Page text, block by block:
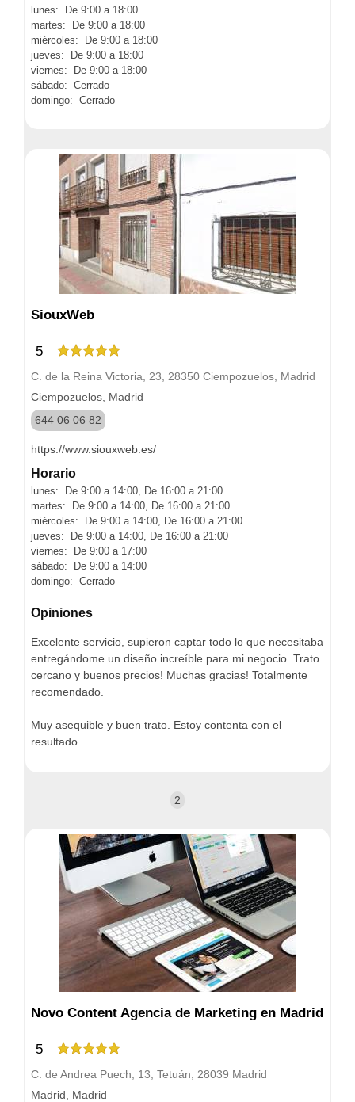
lunes: De 9:00 a 18:00
martes: De 9:00 a 18:00
miércoles: De 9:00 a 18:00
jueves: De 9:00 a 18:00
viernes: De 9:00 a 18:00
sábado: Cerrado
domingo: Cerrado
SiouxWeb
5
C. de la Reina Victoria, 23, 28350 Ciempozuelos, Madrid
Ciempozuelos, Madrid
644 06 06 82
https://www.siouxweb.es/
Horario
lunes: De 9:00 a 14:00, De 16:00 a 21:00
martes: De 9:00 a 14:00, De 16:00 a 21:00
miércoles: De 9:00 a 14:00, De 16:00 a 21:00
jueves: De 9:00 a 14:00, De 16:00 a 21:00
viernes: De 9:00 a 17:00
sábado: De 9:00 a 14:00
domingo: Cerrado
Opiniones
Excelente servicio, supieron captar todo lo que necesitaba
entregándome un diseño increíble para mi negocio. Trato
cercano y buenos precios! Muchas gracias! Totalmente
recomendado.
Muy asequible y buen trato. Estoy contenta con el
resultado
2
Novo Content Agencia de Marketing en Madrid
5
C. de Andrea Puech, 13, Tetuán, 28039 Madrid
Madrid, Madrid